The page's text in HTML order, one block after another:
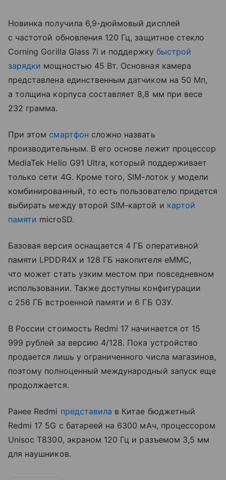
Новинка получила 6,9-дюймовый дисплей
с частотой обновления 120 Гц, защитное стекло
Corning Gorilla Glass 7i и поддержку быстрой
зарядки мощностью 45 Вт. Основная камера
представлена единственным датчиком на 50 Мп,
а толщина корпуса составляет 8,8 мм при весе
232 грамма.
При этом смартфон сложно назвать
производительным. В его основе лежит процессор
MediaTek Helio G91 Ultra, который поддерживает
только сети 4G. Кроме того, SIM-лоток у модели
комбинированный, то есть пользователю придется
выбирать между второй SIM-картой и картой
памяти microSD.
Базовая версия оснащается 4 ГБ оперативной
памяти LPDDR4X и 128 ГБ накопителя eMMC,
что может стать узким местом при повседневном
использовании. Также доступны конфигурации
с 256 ГБ встроенной памяти и 6 ГБ ОЗУ.
В России стоимость Redmi 17 начинается от 15
999 рублей за версию 4/128. Пока устройство
продается лишь у ограниченного числа магазинов,
поэтому полноценный международный запуск еще
продолжается.
Ранее Redmi представила в Китае бюджетный
Redmi 17 5G с батареей на 6300 мАч, процессором
Unisoc T8300, экраном 120 Гц и разъемом 3,5 мм
для наушников.